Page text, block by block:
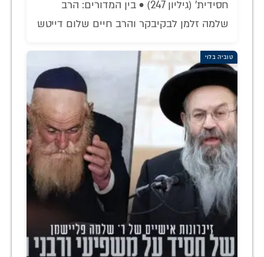
חסידית' (גיליון 247) • בין המדורים: הרב
שלמה זלמן לבקיבקר והרב חיים שלום דייטש
טוביה בלוי